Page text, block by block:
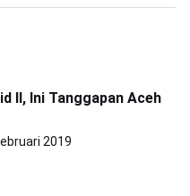
II, Ini Tanggapan Aceh
2019